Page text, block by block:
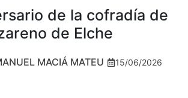
de la cofradía de
de Elche
MACIÁ MATEU 15/06/2026